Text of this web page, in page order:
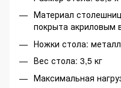
Материал
покрыта акриловым
Ножки стола:
Вес стола: 3,5 кг
Максимальная